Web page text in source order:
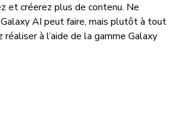
et créerez plus de contenu. Ne
AI peut faire, mais plutôt à tout
à l’aide de la gamme Galaxy